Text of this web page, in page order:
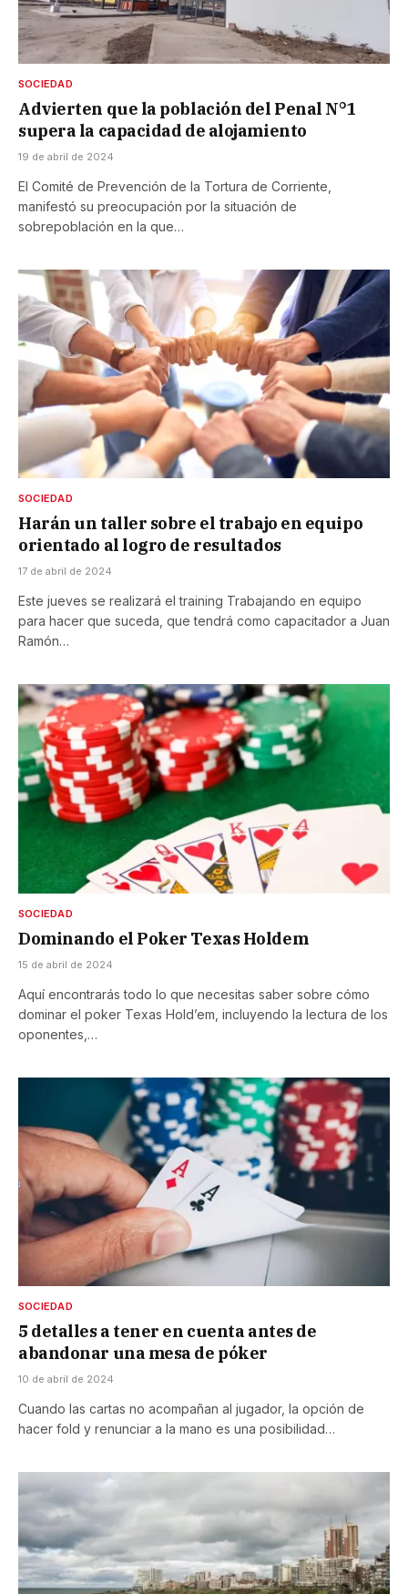
SOCIEDAD
Advierten que la población del Penal N°1
supera la capacidad de alojamiento
19 de abril de 2024
El Comité de Prevención de la Tortura de Corriente,
manifestó su preocupación por la situación de
sobrepoblación en la que…
SOCIEDAD
Harán un taller sobre el trabajo en equipo
orientado al logro de resultados
17 de abril de 2024
Este jueves se realizará el training Trabajando en equipo
para hacer que suceda, que tendrá como capacitador a Juan
Ramón…
SOCIEDAD
Dominando el Poker Texas Holdem
15 de abril de 2024
Aquí encontrarás todo lo que necesitas saber sobre cómo
dominar el poker Texas Hold’em, incluyendo la lectura de los
oponentes,…
SOCIEDAD
5 detalles a tener en cuenta antes de
abandonar una mesa de póker
10 de abril de 2024
Cuando las cartas no acompañan al jugador, la opción de
hacer fold y renunciar a la mano es una posibilidad…